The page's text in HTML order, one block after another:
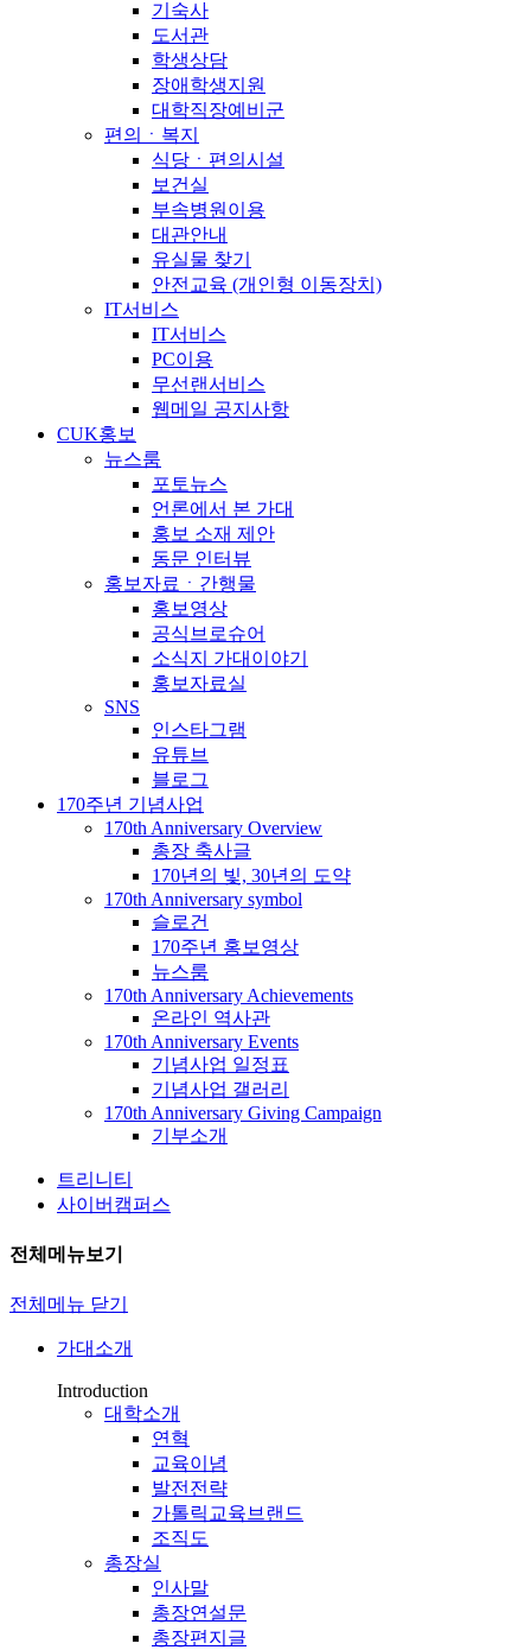
기숙사
도서관
학생상담
장애학생지원
대학직장예비군
편의ㆍ복지
식당ㆍ편의시설
보건실
부속병원이용
대관안내
유실물 찾기
안전교육 (개인형 이동장치)
IT서비스
IT서비스
PC이용
무선랜서비스
웹메일 공지사항
CUK홍보
뉴스룸
포토뉴스
언론에서 본 가대
홍보 소재 제안
동문 인터뷰
홍보자료ㆍ간행물
홍보영상
공식브로슈어
소식지 가대이야기
홍보자료실
SNS
인스타그램
유튜브
블로그
170주년 기념사업
170th Anniversary Overview
총장 축사글
170년의 빛, 30년의 도약
170th Anniversary symbol
슬로건
170주년 홍보영상
뉴스룸
170th Anniversary Achievements
온라인 역사관
170th Anniversary Events
기념사업 일정표
기념사업 갤러리
170th Anniversary Giving Campaign
기부소개
트리니티
사이버캠퍼스
전체메뉴보기
전체메뉴 닫기
가대소개
Introduction
대학소개
연혁
교육이념
발전전략
가톨릭교육브랜드
조직도
총장실
인사말
총장연설문
총장편지글